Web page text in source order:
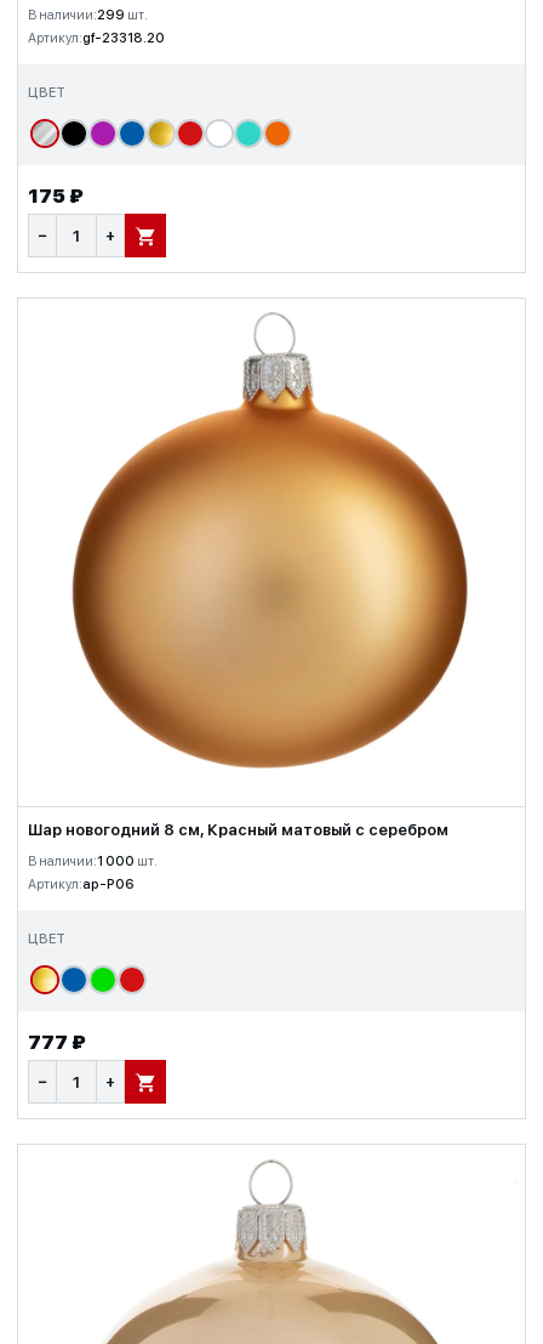
В наличии:299 шт.
Артикул:gf-23318.20
ЦВЕТ
175 ₽
− + В КОРЗИНУ
Шар новогодний 8 см, Красный матовый с серебром
В наличии:1 000 шт.
Артикул:ap-P06
ЦВЕТ
777 ₽
− + В КОРЗИНУ